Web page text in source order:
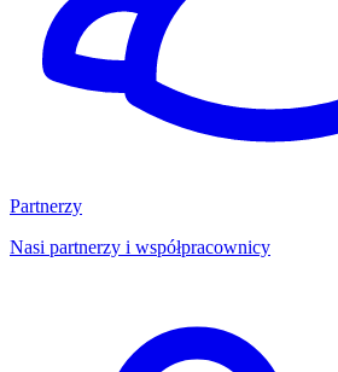
Partnerzy
Nasi partnerzy i współpracownicy